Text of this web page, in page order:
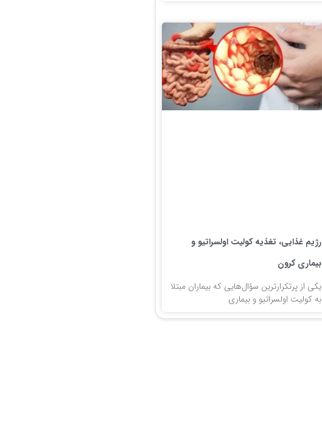
رژیم غذایی، تغذیه کولیت اولسراتیو و
بیماری کرون
یکی از پرتکرارترین سؤال‌هایی که بیماران مبتلا
به کولیت اولسراتیو و بیماری